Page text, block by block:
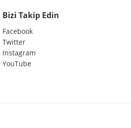
Bizi Takip Edin
Facebook
Twitter
Instagram
YouTube